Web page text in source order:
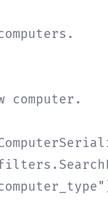
computer.